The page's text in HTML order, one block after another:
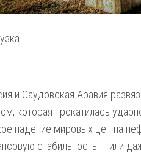
и Саудовская Аравия
которая прокатилась
падение мировых цен на
стабильность — или